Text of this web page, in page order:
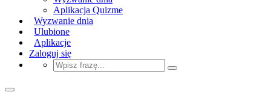
Aplikacja Quizme
Wyzwanie dnia
Ulubione
Aplikacje
Zaloguj się